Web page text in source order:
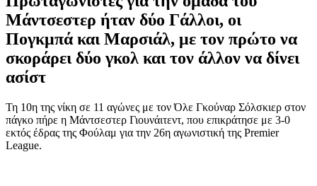
Μάντσεστερ ήταν δύο Γάλλοι, οι
Πογκμπά και Μαρσιάλ, με τον πρώτο να
σκοράρει δύο γκολ και τον άλλον να δίνει
ασίστ
Τη 10η της νίκη σε 11 αγώνες με τον Όλε Γκούναρ Σόλσκιερ στον
πάγκο πήρε η Μάντσεστερ Γιουνάιτεντ, που επικράτησε με 3-0
εκτός έδρας της Φούλαμ για την 26η αγωνιστική της Premier
League.